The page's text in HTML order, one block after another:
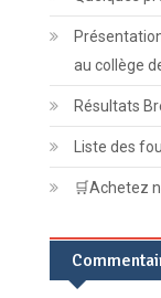
au collège
Résultats
Liste des
🛒Achetez